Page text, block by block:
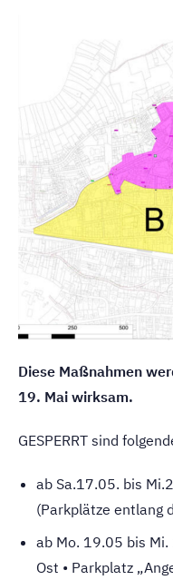
Diese Maßnahmen
19. Mai wirksam.
GESPERRT sind
ab Sa.17.05. bis
(Parkplätze entlang
ab Mo. 19.05 bis Mi.
Ost • Parkplatz